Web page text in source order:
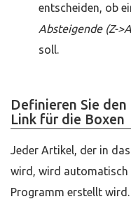
entscheiden, ob
Absteigende (Z-
soll.
Definieren Sie
Link für die Boxen
Jeder Artikel, der in
wird, wird automatisch
Programm erstellt